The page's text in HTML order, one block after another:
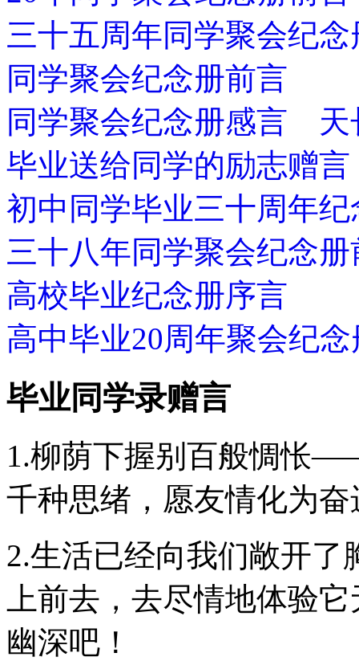
三十五周年同学聚会纪
同学聚会纪念册前言
同学聚会纪念册感言 天
毕业送给同学的励志赠言
初中同学毕业三十周年
三十八年同学聚会纪念
高校毕业纪念册序言
高中毕业20周年聚会纪
毕业同学录赠言
1.柳荫下握别百般惆怅
千种思绪，愿友情化为
2.生活已经向我们敞开
上前去，去尽情地体验
幽深吧！